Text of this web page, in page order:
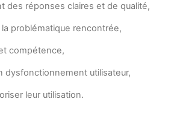
des réponses claires et de qualité,
problématique rencontrée,
compétence,
dysfonctionnement utilisateur,
leur utilisation.